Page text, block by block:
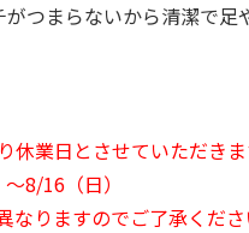
つまらないから清潔で足
業日とさせていただきま
8/16（日）
りますのでご了承くださ